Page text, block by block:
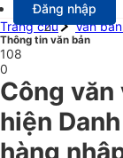
Đăng nhập
Trang chủ
Văn
Thông tin văn bản
108
0
Công
hiện
hàng